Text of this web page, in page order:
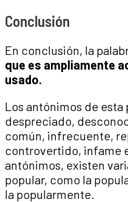
Conclusión
En conclusión, la
que es ampliamente
usado.
Los antónimos de esta
despreciado,
común, infrecuente,
controvertido, infame
antónimos, existen
popular, como la
la popularmente.